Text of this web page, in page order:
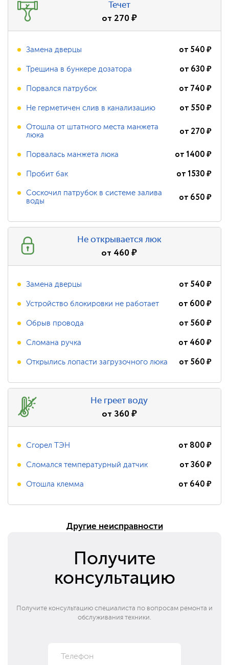
Течет
от 270₽
Замена дверцы от 540₽
Трещина в бункере дозатора от 630₽
Порвался патрубок от 740₽
Не герметичен слив в канализацию от 550₽
Отошла от штатного места манжета
люка
от 270₽
Порвалась манжета люка от1400₽
Пробит бак от1530₽
Соскочил патрубок в системе залива
воды
от 650₽
Не открывается люк
от 460₽
Замена дверцы от 540₽
Устройство блокировки не работает от 600₽
Обрыв провода от 560₽
Сломана ручка от 460₽
Открылись лопасти загрузочного люка от 560₽
Не греет воду
от 360₽
Сгорел ТЭН от 800₽
Сломался температурный датчик от360₽
Отошла клемма от 640₽
Другие неисправности
Получите
консультацию
Получите консультацию специалиста по вопросам ремонта и
обслуживания техники.